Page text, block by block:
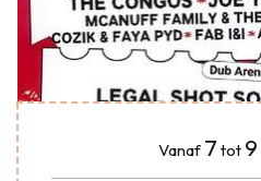
Vanaf 7 tot 9